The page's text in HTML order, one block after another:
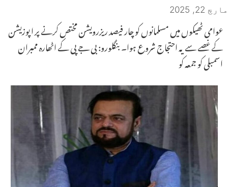
مارچ 22, 2025
عوامی ٹھیکوں میں مسلمانوں کو چار فیصد ریزرویشن مختص کرنے پر اپوزیشن
کے غصے سے یہ احتجاج شروع ہوا۔ بنگلورو: بی جے پی کے اٹھارہ ممبران
اسمبلی کو جمعہ کو